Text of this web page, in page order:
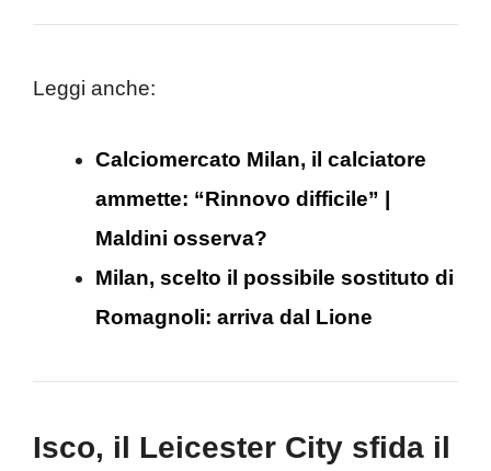
Leggi anche:
Calciomercato Milan, il calciatore
ammette: “Rinnovo difficile” |
Maldini osserva?
Milan, scelto il possibile sostituto di
Romagnoli: arriva dal Lione
Isco, il Leicester City sfida il